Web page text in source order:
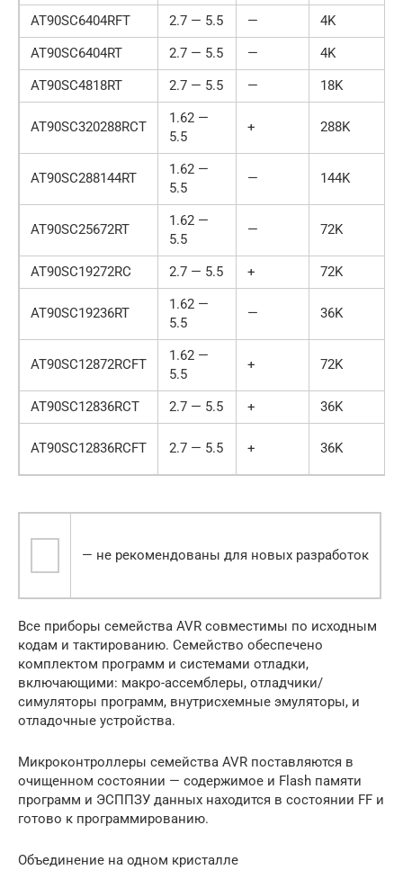
AT90SC6404RFT
2.7 — 5.5 — 4K
AT90SC6404RT
2.7 — 5.5 — 4K
AT90SC4818RT
2.7 — 5.5 — 18K
AT90SC320288RCT
1.62 —
5.5
+ 288K
AT90SC288144RT
1.62 —
5.5
— 144K
AT90SC25672RT
1.62 —
5.5
— 72K
AT90SC19272RC 2.7 — 5.5 + 72K
AT90SC19236RT
1.62 —
5.5
— 36K
AT90SC12872RCFT
1.62 —
5.5
+ 72K
AT90SC12836RCT 2.7 — 5.5 + 36K
AT90SC12836RCFT 2.7 — 5.5 + 36K
— не рекомендованы для новых разработок
Все приборы семейства AVR совместимы по исходным
кодам и тактированию. Семейство обеспечено
комплектом программ и системами отладки,
включающими: макро-ассемблеры, отладчики/
симуляторы программ, внутрисхемные эмуляторы, и
отладочные устройства.
Микроконтроллеры семейства AVR поставляются в
очищенном состоянии — содержимое и Flash памяти
программ и ЭСППЗУ данных находится в состоянии FF и
готово к программированию.
Объединение на одном кристалле